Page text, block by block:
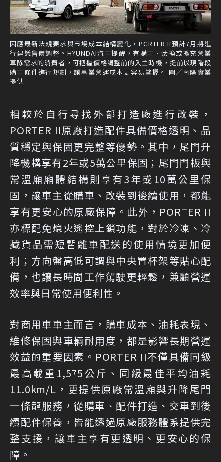
因應最新法規要求與市場成本結構變化，PORTER II預計7月將進
行建議售價調整。HYUNDAI汽車提醒，有購車、汰換或擴充營業
車隊需求的消費者，可把握價格調整前的入主時機，提前以現階段
購車條件進行規劃，讓事業營運成本更容易掌握。 圖／南陽實業
提供
相較於自行尋找外部打造廠進行改裝，
PORTER II原廠打造配件具備價格透明、品
質穩定與保固更完整等優勢。其中，尾門升
降機構享有2年或5萬公里保固；尾門門板與
常溫廂廂體結構則享有3年或10萬公里保
固，讓車主從購車、改裝到後續使用，都能
享有更安心的原廠保障。此外，PORTER II
亦標配免熄火遙控上鎖功能，對於冷凍、冷
藏貨品需短暫離車配送的使用情境更加便
利；方向盤高低可調與中央置杯架等貼心配
備，也讓長時間工作駕駛更輕鬆，兼顧營運
效率與日常使用便利性。
對商用車車主而言，購車成本、油耗表現、
維修保固與車輛耐用度，都是影響長期營運
效益的重要因素。PORTER II不僅具備同級
最高載重1,575公斤、同級最佳平均油耗
11.0km/L，更提供原廠常溫廂與升降尾門
一條龍服務，從購車、配件打造、交車到後
續配件保養，皆能透過原廠服務體系提供完
整支援，讓車主享有更透明、更安心的保
障。